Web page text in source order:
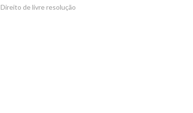
Direito de livre resolução